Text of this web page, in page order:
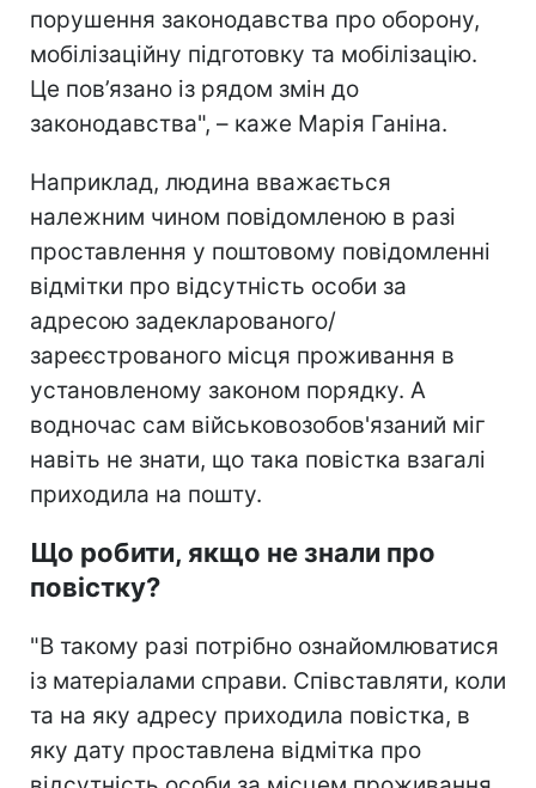
порушення законодавства про оборону,
мобілізаційну підготовку та мобілізацію.
Це пов’язано із рядом змін до
законодавства", – каже Марія Ганіна.
Наприклад, людина вважається
належним чином повідомленою в разі
проставлення у поштовому повідомленні
відмітки про відсутність особи за
адресою задекларованого/
зареєстрованого місця проживання в
установленому законом порядку. А
водночас сам військовозобов'язаний міг
навіть не знати, що така повістка взагалі
приходила на пошту.
Що робити, якщо не знали про
повістку?
"В такому разі потрібно ознайомлюватися
із матеріалами справи. Співставляти, коли
та на яку адресу приходила повістка, в
яку дату проставлена відмітка про